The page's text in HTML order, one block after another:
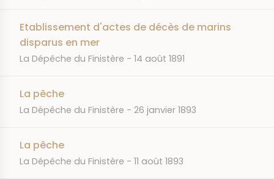
Etablissement d'actes de décès de marins
disparus en mer
JOURNAL
La Dépêche du Finistère DATE
14 août 1891
La pêche
JOURNAL
La Dépêche du Finistère DATE
26 janvier 1893
La pêche
JOURNAL
La Dépêche du Finistère DATE
11 août 1893